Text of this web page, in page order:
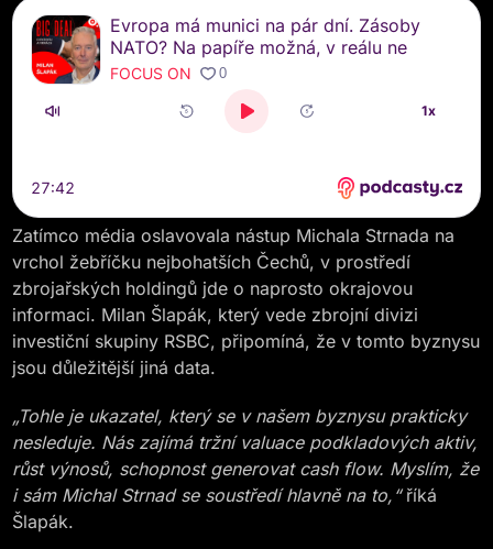
Zatímco média oslavovala nástup Michala Strnada na
vrchol žebříčku nejbohatších Čechů, v prostředí
zbrojařských holdingů jde o naprosto okrajovou
informaci. Milan Šlapák, který vede zbrojní divizi
investiční skupiny RSBC, připomíná, že v tomto byznysu
jsou důležitější jiná data.
„Tohle je ukazatel, který se v našem byznysu prakticky
nesleduje. Nás zajímá tržní valuace podkladových aktiv,
růst výnosů, schopnost generovat cash flow. Myslím, že
i sám Michal Strnad se soustředí hlavně na to,“říká
Šlapák.